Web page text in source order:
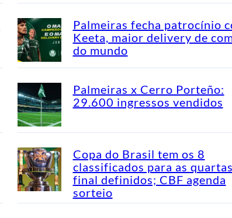
Palmeiras fecha patrocínio
Keeta, maior delivery de
do mundo
Palmeiras x Cerro Porteño:
29.600 ingressos vendidos
Copa do Brasil tem os 8
classificados para as
final definidos; CBF agenda
sorteio